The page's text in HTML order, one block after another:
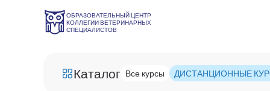
ОБРАЗОВАТЕЛЬНЫЙ ЦЕНТР
КОЛЛЕГИИ ВЕТЕРИНАРНЫХ
СПЕЦИАЛИСТОВ
Каталог Все курсы ДИСТАНЦИОННЫЕ